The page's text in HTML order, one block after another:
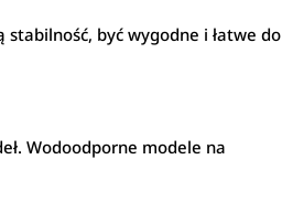
być wygodne i łatwe do
Wodoodporne modele na